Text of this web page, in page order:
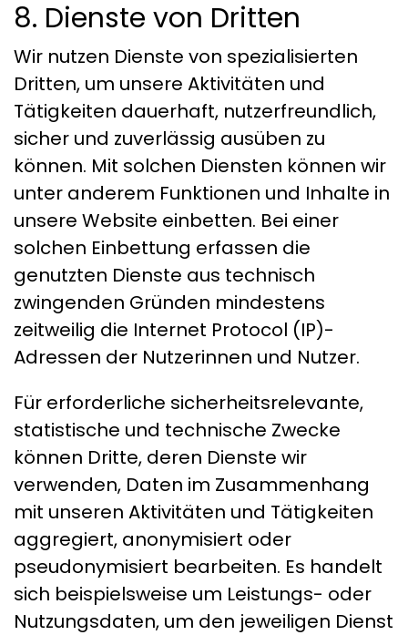
8. Dienste von Dritten
Wir nutzen Dienste von spezialisierten
Dritten, um unsere Aktivitäten und
Tätigkeiten dauerhaft, nutzerfreundlich,
sicher und zuverlässig ausüben zu
können. Mit solchen Diensten können wir
unter anderem Funktionen und Inhalte in
unsere Website einbetten. Bei einer
solchen Einbettung erfassen die
genutzten Dienste aus technisch
zwingenden Gründen mindestens
zeitweilig die Internet Protocol (IP)-
Adressen der Nutzerinnen und Nutzer.
Für erforderliche sicherheitsrelevante,
statistische und technische Zwecke
können Dritte, deren Dienste wir
verwenden, Daten im Zusammenhang
mit unseren Aktivitäten und Tätigkeiten
aggregiert, anonymisiert oder
pseudonymisiert bearbeiten. Es handelt
sich beispielsweise um Leistungs- oder
Nutzungsdaten, um den jeweiligen Dienst